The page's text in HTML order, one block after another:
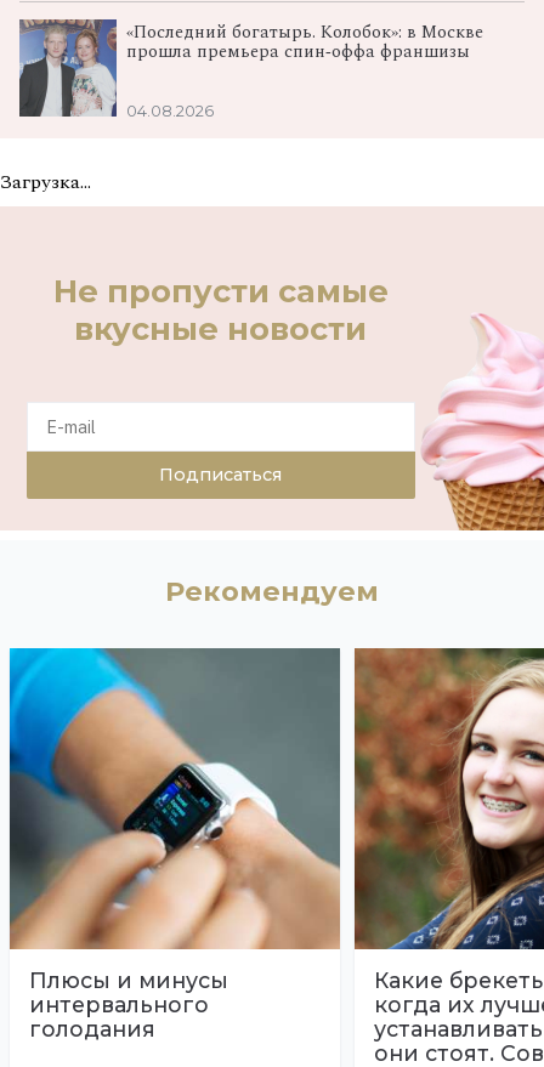
«Последний богатырь. Колобок»: в Москве
прошла премьера спин‑оффа франшизы
04.08.2026
Загрузка...
Не пропусти самые
вкусные новости
Подписаться
Рекомендуем
Плюсы и минусы
интервального
голодания
Какие
когда их
они стоят.